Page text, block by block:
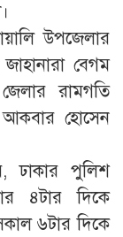
উপজেলার
জাহানারা বেগম
রামগতি
আকবার হোসেন
ঢাকার পুলিশ
৪টার দিকে
৬টার দিকে